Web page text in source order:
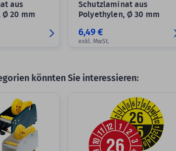
aus
Ø 20 mm
Schutzlaminat aus
Polyethylen, Ø 30 mm
6,49 €
exkl. MwSt.
könnten Sie interessieren: